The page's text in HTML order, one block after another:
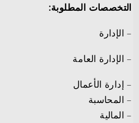
التخصصات المطلوبة:
– الإدارة
– الإدارة العامة
– إدارة الأعمال
– المحاسبة
– المالية